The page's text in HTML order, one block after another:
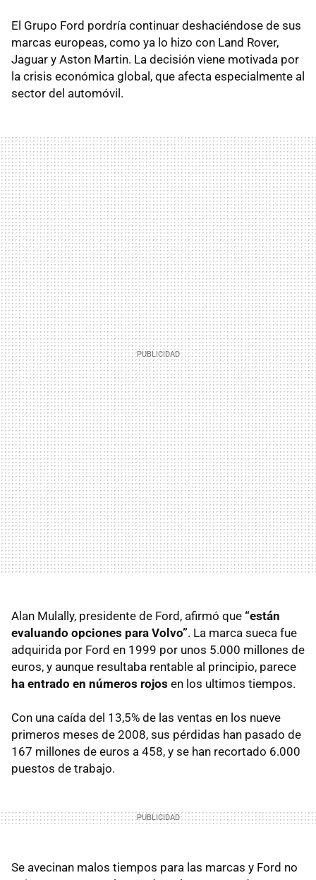
El Grupo Ford pordría continuar deshaciéndose de sus
marcas europeas, como ya lo hizo con Land Rover,
Jaguar y Aston Martin. La decisión viene motivada por
la crisis económica global, que afecta especialmente al
sector del automóvil.
Alan Mulally, presidente de Ford, afirmó que “están
evaluando opciones para Volvo”. La marca sueca fue
adquirida por Ford en 1999 por unos 5.000 millones de
euros, y aunque resultaba rentable al principio, parece
ha entrado en números rojos en los ultimos tiempos.
Con una caída del 13,5% de las ventas en los nueve
primeros meses de 2008, sus pérdidas han pasado de
167 millones de euros a 458, y se han recortado 6.000
puestos de trabajo.
Se avecinan malos tiempos para las marcas y Ford no